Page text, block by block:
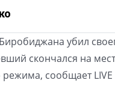
убил
скончался на
режима, сообщает LIVE